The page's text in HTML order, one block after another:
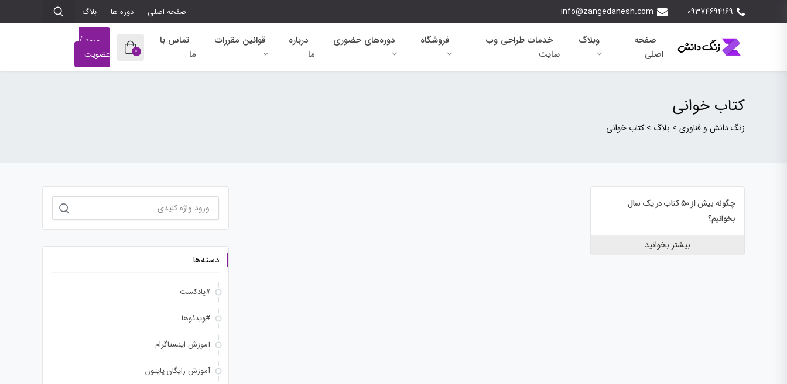
09374694169
info@zangedanesh.com صفحه اصلی دوره ها بلاگ
صفحه
اصلی
وبلاگ
خدمات طراحی وب
سایت
فروشگاه دوره‌های حضوری
درباره
ما
قوانین مقررات
تماس با
ما
0
ورود /
عضویت
کتاب خوانی
زنگ دانش و فناوری > بلاگ > کتاب خوانی
چگونه بیش از ۵۰ کتاب در یک سال
بخوانیم؟
بیشتر بخوانید
برای:
دسته‌ها
#پادکست
#ویدئوها
آموزش اینستاگرام
آموزش رایگان پایتون